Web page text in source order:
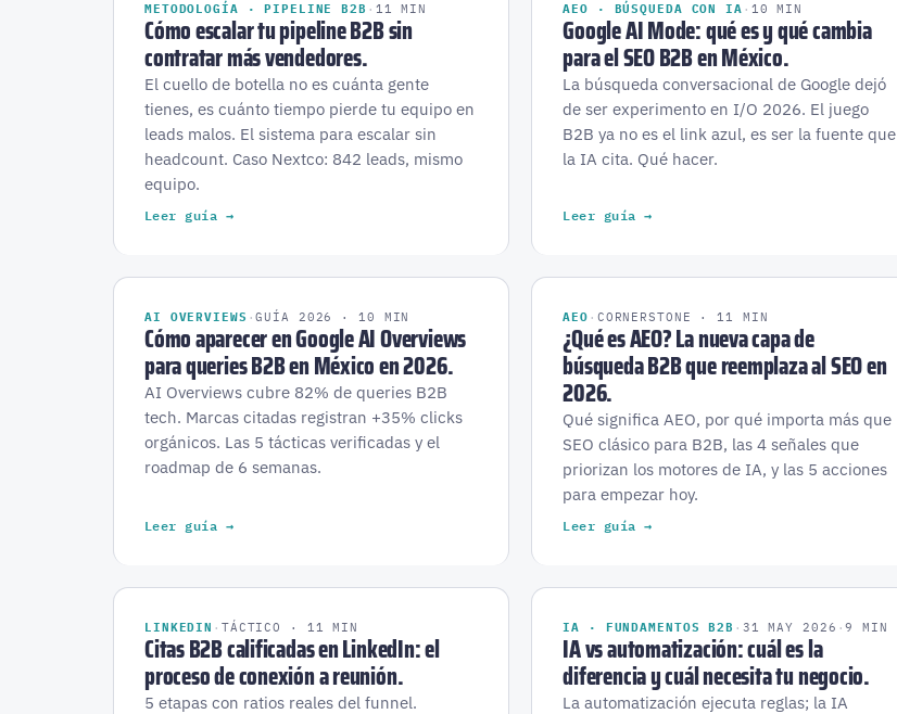
METODOLOGÍA · PIPELINE B2B · 11 MIN
Cómo escalar tu pipeline B2B sin
contratar más vendedores.
El cuello de botella no es cuánta gente
tienes, es cuánto tiempo pierde tu equipo en
leads malos. El sistema para escalar sin
headcount. Caso Nextco: 842 leads, mismo
equipo.
Leer guía →
AEO · BÚSQUEDA CON IA · 10 MIN
Google AI Mode: qué es y qué cambia
para el SEO B2B en México.
La búsqueda conversacional de Google dejó
de ser experimento en I/O 2026. El juego
B2B ya no es el link azul, es ser la fuente que
la IA cita. Qué hacer.
Leer guía →
AI OVERVIEWS ·GUÍA 2026 · 10 MIN
Cómo aparecer en Google AI Overviews
para queries B2B en México en 2026.
AI Overviews cubre 82% de queries B2B
tech. Marcas citadas registran +35% clicks
orgánicos. Las 5 tácticas verificadas y el
roadmap de 6 semanas.
Leer guía →
AEO · CORNERSTONE · 11 MIN
¿Qué es AEO? La nueva capa de
búsqueda B2B que reemplaza al SEO en
2026.
Qué significa AEO, por qué importa más que
SEO clásico para B2B, las 4 señales que
priorizan los motores de IA, y las 5 acciones
para empezar hoy.
Leer guía →
LINKEDIN · TÁCTICO · 11 MIN
Citas B2B calificadas en LinkedIn: el
proceso de conexión a reunión.
5 etapas con ratios reales del funnel.
IA · FUNDAMENTOS B2B · 31 MAY 2026 ·9 MIN
IA vs automatización: cuál es la
diferencia y cuál necesita tu negocio.
La automatización ejecuta reglas; la IA